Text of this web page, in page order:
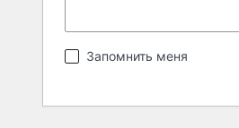
Запомнить меня